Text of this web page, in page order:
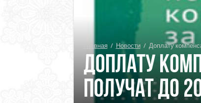
Главная / Новости / Доплату
Доплату
получат до